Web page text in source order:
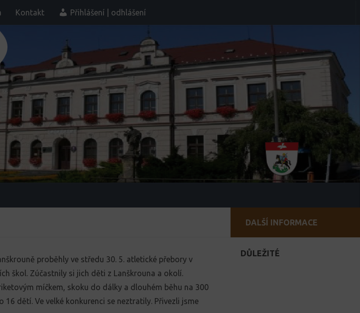
Kontakt Přihlášení | odhlášení
proběhly ve středu 30. 5. atletické přebory v
škol. Zúčastnily si jich děti z Lanškrouna a okolí.
míčkem, skoku do dálky a dlouhém běhu na 300
16 dětí. Ve velké konkurenci se neztratily. Přivezli jsme
DALŠÍ INFORMACE
DŮLEŽITÉ